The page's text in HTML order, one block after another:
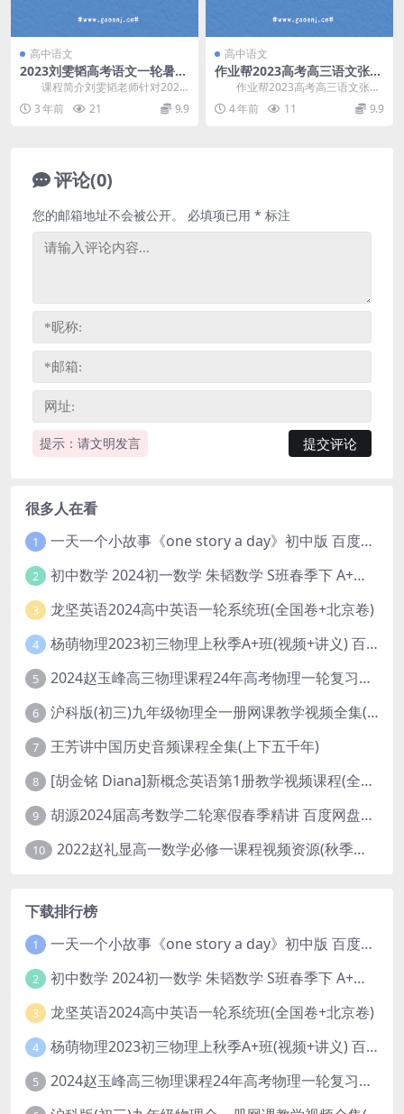
高中语文
2023刘雯韬高考语文一轮暑期
学习规划班
课程简介刘雯韬老师针对2023
届高考的一轮复习规划服务课，虽
然是规划课，也会...
3 年前 21 9.9
高中语文
作业帮2023高考高三语文张亚
柔暑假A+班 百度网盘分享
作业帮2023高考高三语文张亚
柔暑假A+班，百度网盘分享高考语
文复习课程7....
4 年前 11 9.9
评论(0)
提示：请文明发言
您的邮箱地址不会被公开。 必填项已用 * 标注
很多人在看
1 一天一个小故事《one story a day》初中版 百度网盘分享下载
2 初中数学 2024初一数学 朱韬数学 S班春季下 A+班春季下 百度云网盘
3 龙坚英语2024高中英语一轮系统班(全国卷+北京卷)
4 杨萌物理2023初三物理上秋季A+班(视频+讲义) 百度网盘分享
5 2024赵玉峰高三物理课程24年高考物理一轮复习网课教程
6 沪科版(初三)九年级物理全一册网课教学视频全集(录播版 杜春雨 66讲)
7 王芳讲中国历史音频课程全集(上下五千年)
8 [胡金铭 Diana]新概念英语第1册教学视频课程(全集 百度网盘下载)
9 胡源2024届高考数学二轮寒假春季精讲 百度网盘分享
10 2022赵礼显高一数学必修一课程视频资源(秋季班 含讲义)百度网盘云
下载排行榜
1 一天一个小故事《one story a day》初中版 百度网盘分享下载
2 初中数学 2024初一数学 朱韬数学 S班春季下 A+班春季下 百度云网盘
3 龙坚英语2024高中英语一轮系统班(全国卷+北京卷)
4 杨萌物理2023初三物理上秋季A+班(视频+讲义) 百度网盘分享
5 2024赵玉峰高三物理课程24年高考物理一轮复习网课教程